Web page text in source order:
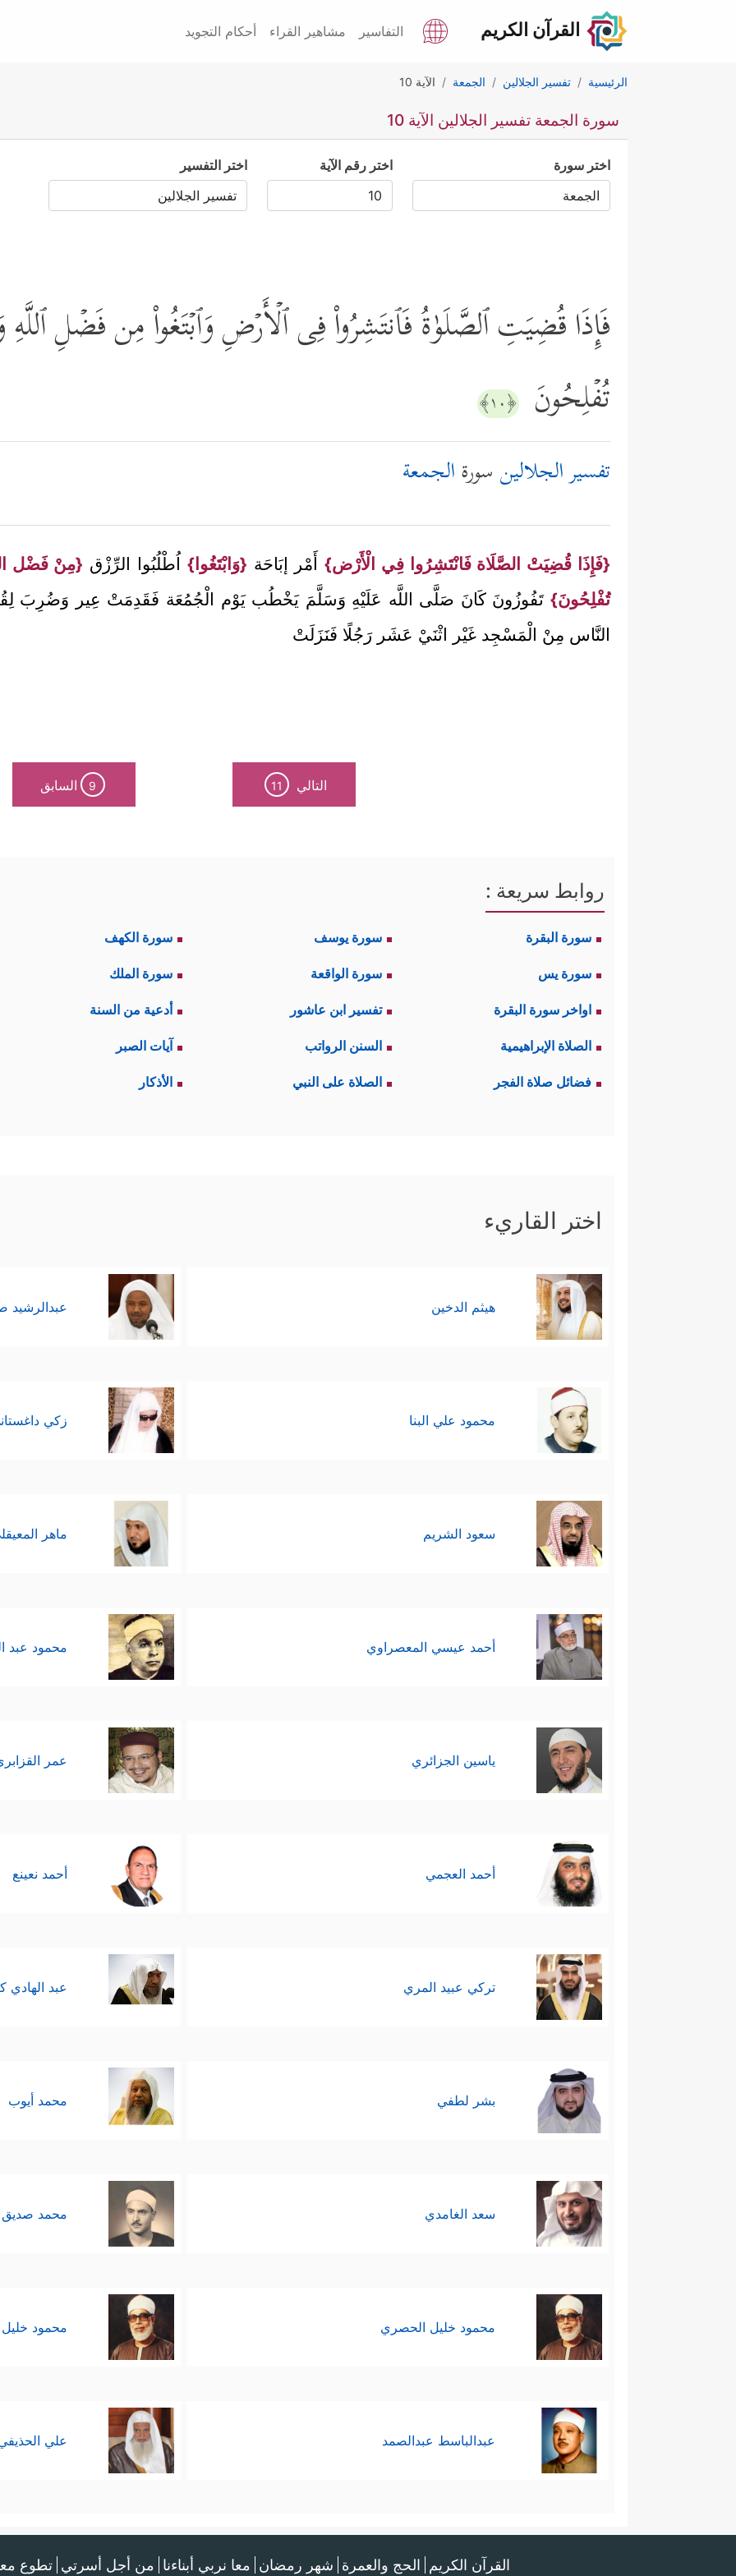
القرآن الكريم التفاسير مشاهير القراء أحكام التجويد
الرئيسية تفسير الجلالين الجمعة الآية 10
سورة الجمعة تفسير الجلالين الآية 10
اختر سورة اختر رقم الآية اختر التفسير
فَإِذَا قُضِیَتِ ٱلصَّلَوٰةُ فَٱنتَشِرُواْ فِی ٱلۡأَرۡضِ وَٱبۡتَغُواْ مِن فَضۡلِ ٱللَّهِ
تُفۡلِحُونَ ﴿١٠﴾
تفسير الجلالين سورةالجمعة
{فَإِذَا قُضِيَتْ الصَّلَاة فَانْتَشِرُوا فِي الْأَرْض}أَمْر إبَاحَة {وَابْتَغُوا} اُطْلُبُوا الرِّزْق {مِنْ فَضْل
تُفْلِحُونَ} تَفُوزُونَ كَانَ صَلَّى اللَّه عَلَيْهِ وَسَلَّمَ يَخْطُب يَوْم الْجُمُعَة فَقَدِمَتْ عِير وَضُرِبَ
النَّاس مِنْ الْمَسْجِد غَيْر اثْنَيْ عَشَر رَجُلًا فَنَزَلَتْ
التالي 11
9 السابق
روابط سريعة :
سورة البقرة سورة يوسف سورة الكهف
سورة يس سورة الواقعة سورة الملك
اواخر سورة البقرة تفسير ابن عاشور أدعية من السنة
الصلاة الإبراهيمية السنن الرواتب آيات الصبر
فضائل صلاة الفجر الصلاة على النبي الأذكار
اختر القاريء
هيثم الدخين عبدالرشيد
محمود علي البنا زكي
سعود الشريم ماهر
أحمد عيسي المعصراوي محمود عبد
ياسين الجزائري عمر
أحمد العجمي أحمد نعينع
تركي عبيد المري عبد الهادي
بشر لطفي محمد أيوب
سعد الغامدي محمد صديق
محمود خليل الحصري محمود
عبدالباسط عبدالصمد علي
القرآن الكريم الحج والعمرة شهر رمضان معا نربي أبناءنا من أجل أسرتي تطوع